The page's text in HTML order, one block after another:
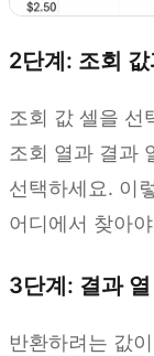
2단계: 조회
조회 값 셀을 선
조회 열과 결과
선택하세요. 이
어디에서 찾아
3단계: 결과 열
반환하려는 값